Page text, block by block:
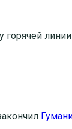
горячей